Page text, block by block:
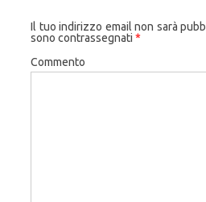
Il tuo indirizzo email non sarà
sono contrassegnati *
Commento